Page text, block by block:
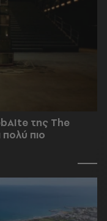
της The
πιο